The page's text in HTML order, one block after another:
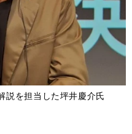
説を担当した坪井慶介氏